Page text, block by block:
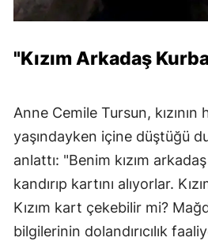
"Kızım Arkadaş
Anne Cemile Tursun, kızının
yaşındayken içine düştüğü
anlattı: "Benim kızım arkadaş
kandırıp kartını alıyorlar.
Kızım kart çekebilir mi?
bilgilerinin dolandırıcılık